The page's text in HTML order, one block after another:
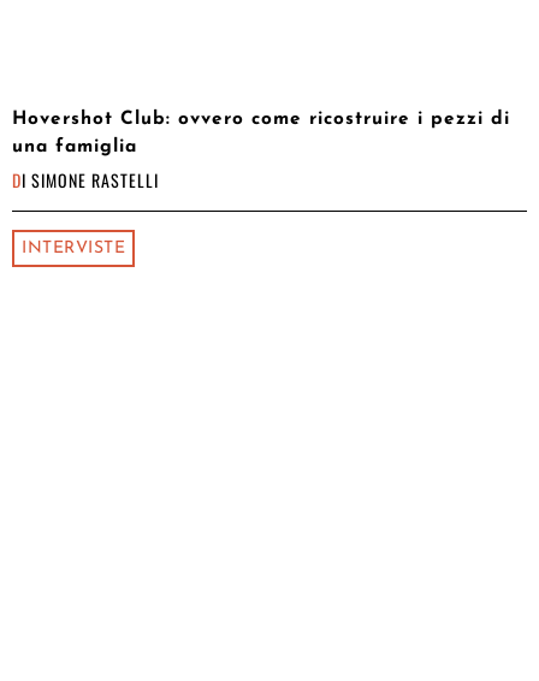
Hovershot Club: ovvero come ricostruire i pezzi di
una famiglia
DI SIMONE RASTELLI
INTERVISTE